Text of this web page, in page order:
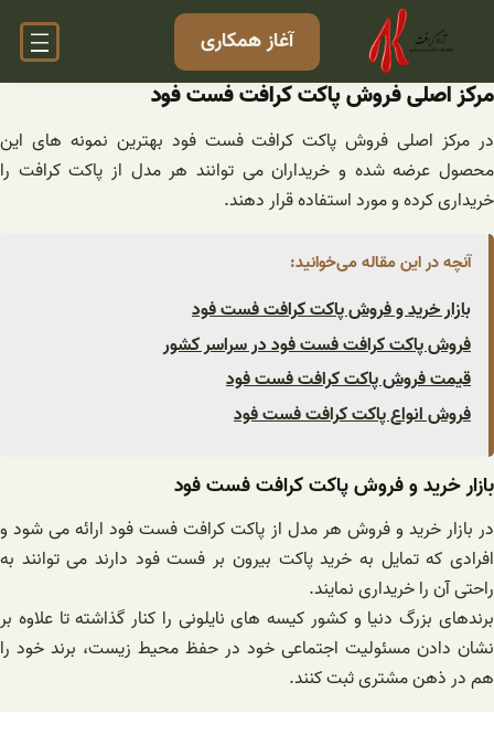
آغاز همکاری
مرکز اصلی فروش پاکت کرافت فست فود
در مرکز اصلی فروش پاکت کرافت فست فود بهترین نمونه های این
محصول عرضه شده و خریداران می توانند هر مدل از پاکت کرافت را
خریداری کرده و مورد استفاده قرار دهند.
آنچه در این مقاله می‌خوانید:
بازار خرید و فروش پاکت کرافت فست فود
فروش پاکت کرافت فست فود در سراسر کشور
قیمت فروش پاکت کرافت فست فود
فروش انواع پاکت کرافت فست فود
بازار خرید و فروش پاکت کرافت فست فود
در بازار خرید و فروش هر مدل از پاکت کرافت فست فود ارائه می شود و
افرادی که تمایل به خرید پاکت بیرون بر فست فود دارند می توانند به
راحتی آن را خریداری نمایند.
برندهای بزرگ دنیا و کشور کیسه‌ های نایلونی را کنار گذاشته تا علاوه بر
نشان دادن مسئولیت اجتماعی خود در حفظ محیط زیست، برند خود را
هم در ذهن مشتری ثبت کنند.